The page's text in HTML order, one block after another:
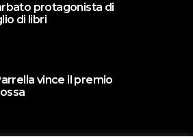
protagonista di
di libri
vince il premio